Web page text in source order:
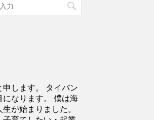
します。 タイバン
になります。 僕は海
が始まりました。